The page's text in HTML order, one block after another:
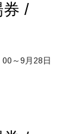
/
～9月28日